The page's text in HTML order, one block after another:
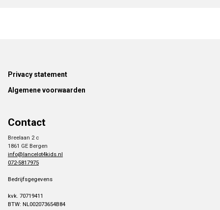
Footer
Privacy statement
Algemene voorwaarden
Contact
Breelaan 2 c
1861 GE Bergen
info@lancelot4kids.nl
072-5817975
Bedrijfsgegevens
kvk. 70719411
BTW: NL002073654B84